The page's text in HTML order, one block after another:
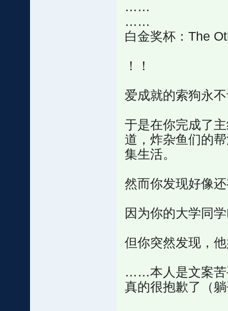
……
……
白金奖杯：The
！！
爱成就的索狗永
于是在你完成了
道，炸杂鱼们的
集生活。
然而你发现好像
因为你的大学同
但你突然发现，
……本人是文案苦
真的很抱歉了（